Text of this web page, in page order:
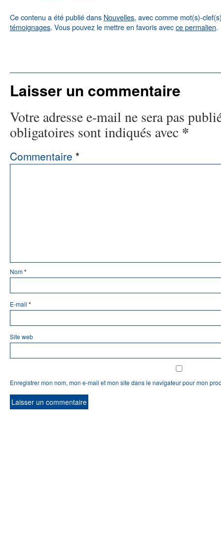
Ce contenu a été publié dans Nouvelles, avec comme mot(s)-
témoignages. Vous pouvez le mettre en favoris avecce permalien.
Laisser un commentaire
Votre adresse e-mail ne sera pas
obligatoires sont indiqués avec *
Commentaire *
Nom*
E-mail *
Site web
Enregistrer mon nom, mon e-mail et mon site dans le navigateur pour mon